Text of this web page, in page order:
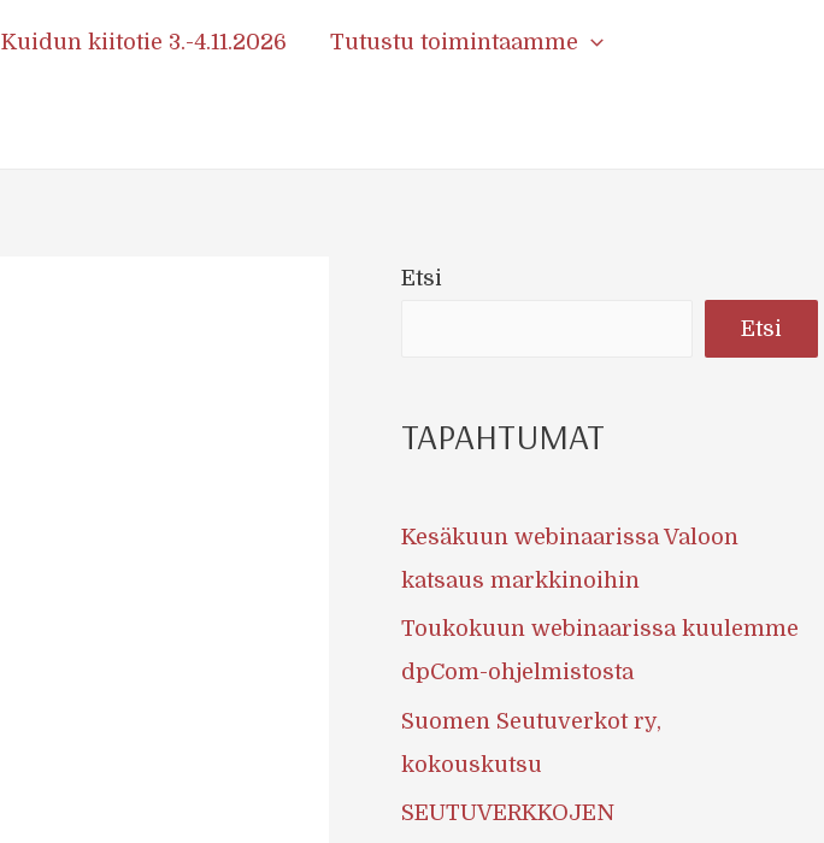
Kuidun kiitotie 3.-4.11.2026 Tutustu toimintaamme
Etsi
Etsi
TAPAHTUMAT
Kesäkuun webinaarissa Valoon
katsaus markkinoihin
Toukokuun webinaarissa kuulemme
dpCom-ohjelmistosta
Suomen Seutuverkot ry,
kokouskutsu
SEUTUVERKKOJEN